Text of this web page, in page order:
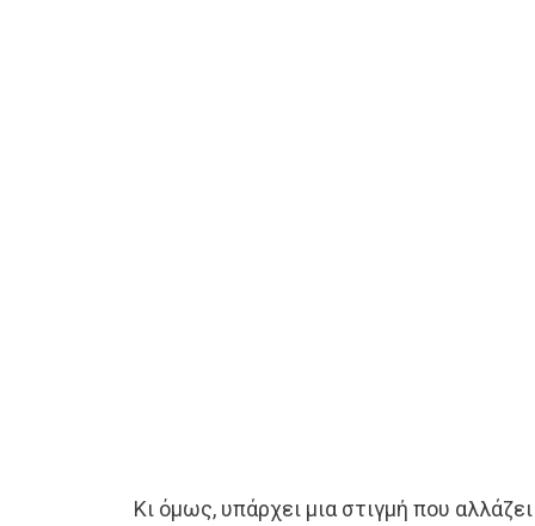
Κι όμως, υπάρχει μια στιγμή που